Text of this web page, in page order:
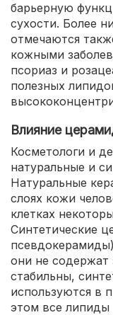
барьерную
сухости. Более
отмечаются
кожными
псориаз и
полезных
Влияние
Косметологи и
натуральные и
Натуральные
слоях кожи
клетках
Синтетические
они не содержат
стабильны,
используются в
этом все липиды